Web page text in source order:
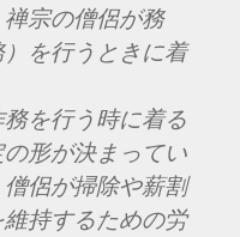
宗の僧侶が務
を行うときに着
務を行う時に着る
形が決まってい
侶が掃除や薪割
持するための労